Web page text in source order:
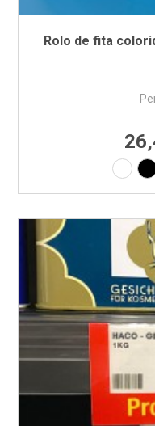
Rolo de fita